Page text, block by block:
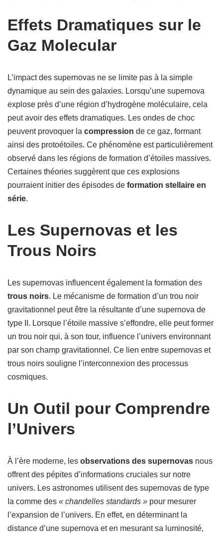
Effets Dramatiques sur le
Gaz Molecular
L’impact des supernovas ne se limite pas à la simple
dynamique au sein des galaxies. Lorsqu’une supernova
explose près d’une région d’hydrogène moléculaire, cela
peut avoir des effets dramatiques. Les ondes de choc
peuvent provoquer la compression de ce gaz, formant
ainsi des protoétoiles. Ce phénomène est particulièrement
observé dans les régions de formation d’étoiles massives.
Certaines théories suggèrent que ces explosions
pourraient initier des épisodes de formation stellaire en
série.
Les Supernovas et les
Trous Noirs
Les supernovas influencent également la formation des
trous noirs. Le mécanisme de formation d’un trou noir
gravitationnel peut être la résultante d’une supernova de
type II. Lorsque l’étoile massive s’effondre, elle peut former
un trou noir qui, à son tour, influence l’univers environnant
par son champ gravitationnel. Ce lien entre supernovas et
trous noirs souligne l’interconnexion des processus
cosmiques.
Un Outil pour Comprendre
l’Univers
À l’ère moderne, les observations des supernovas nous
offrent des pépites d’informations cruciales sur notre
univers. Les astronomes utilisent des supernovas de type
Ia comme des « chandelles standards » pour mesurer
l’expansion de l’univers. En effet, en déterminant la
distance d’une supernova et en mesurant sa luminosité,